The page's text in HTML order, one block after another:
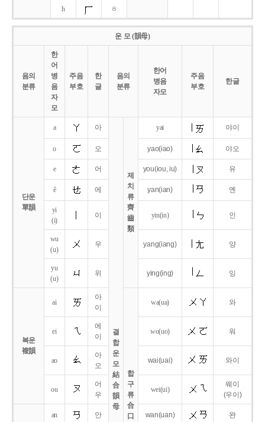
h ㅎ
운 모 (韻母)
음의
분류
한
어
병
음
자
모
주음
부호
한
글
음의
분류
한어
병음
자모
주음
부호
한글
단운
單韻
a 아
결
합
운
모
結
合
韻
母
제
치
류
齊
齒
類
yai 야이
o 오 yao(iao) 야오
e 어 you(iou,iu) 유
ê 에 yan(ian) 옌
yi
(i)
이 yin(in) 인
wu
(u)
우 yang(iang) 양
yu
(u)
위 ying(ing) 잉
복운
複韻
ai
아
이
합
구
류
合
口
wa(ua) 와
ei
에
이
wo(uo) 워
ao
아
오
wai(uai) 와이
ou
어
우
wei(ui)
웨이
(우이)
an 안 wan(uan) 완